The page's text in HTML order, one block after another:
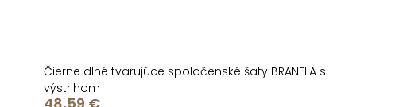
Čierne dlhé tvarujúce spoločenské šaty BRANFLA s
výstrihom